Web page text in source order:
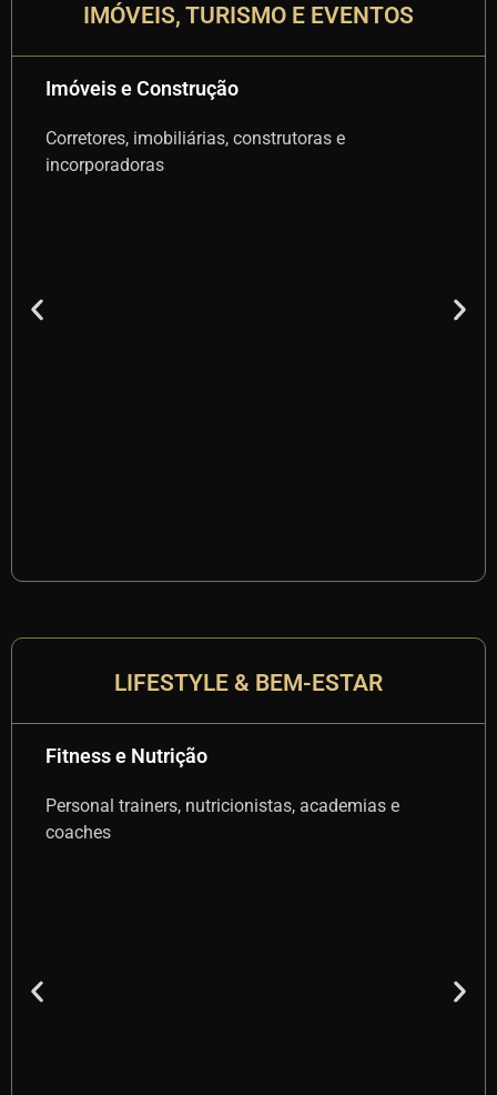
IMÓVEIS, TURISMO E EVENTOS
Imóveis e Construção
Corretores, imobiliárias, construtoras e
incorporadoras
LIFESTYLE & BEM-ESTAR
Fitness e Nutrição
Personal trainers, nutricionistas, academias e
coaches